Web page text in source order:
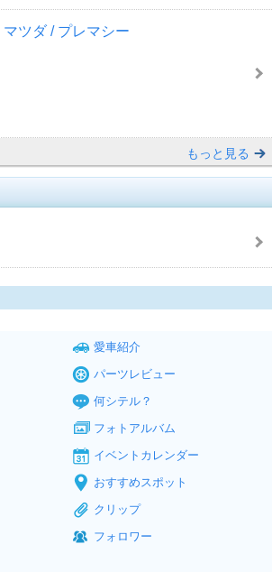
マツダ / プレマシー
もっと見る
愛車紹介
パーツレビュー
何シテル？
フォトアルバム
イベントカレンダー
おすすめスポット
クリップ
フォロワー